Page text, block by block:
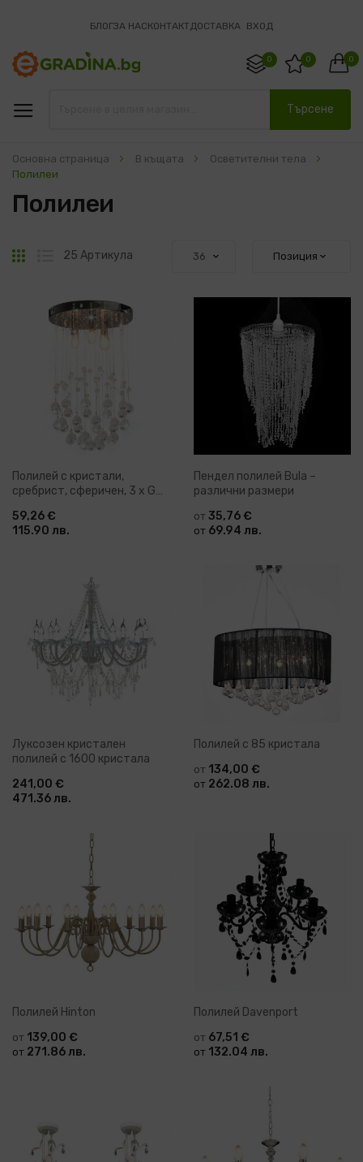
БЛОГЗА НАСКОНТАКТДОСТАВКА ВХОД
0
0 0
Търсене
Основна страница В къщата
Осветителни тела
Полилеи
Полилеи
РешеткаСписък
25 Артикула
Полилей с кристали,
сребрист, сферичен, 3 х G9
59,26 €
115.90 лв.
Пендел полилей Bula –
различни размери
от 35,76 €
от 69.94 лв.
Луксозен кристален
полилей с 1600 кристала
241,00 €
471.36 лв.
Полилей с 85 кристала
от 134,00 €
от 262.08 лв.
Полилей Hinton
от 139,00 €
от 271.86 лв.
Полилей Davenport
от 67,51 €
от 132.04 лв.